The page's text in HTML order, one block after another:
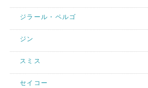
ジラール・ペルゴ
ジン
スミス
セイコー